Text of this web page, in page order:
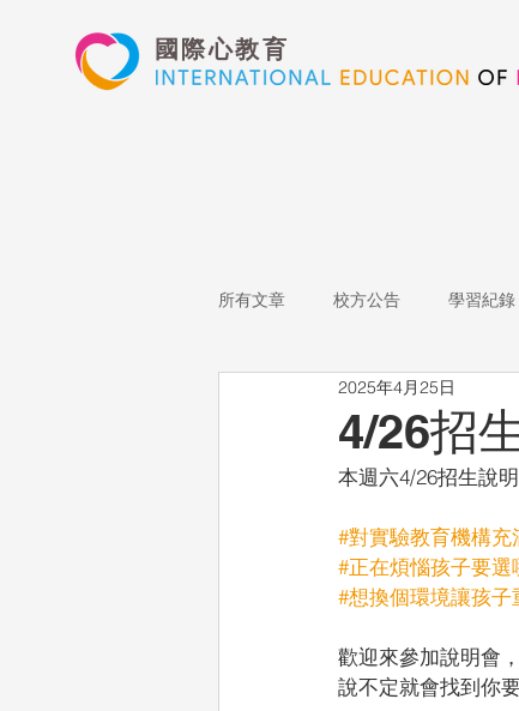
國際心教育
所有文章 校方公告 學習紀錄
表演藝術
心文藝競賽 國際教育
4/26招
2025年4月25日
本週六4/26招生說
#對實驗教育機構充
#正在煩惱孩子要選
#想換個環境讓孩子
歡迎來參加說明會
說不定就會找到你